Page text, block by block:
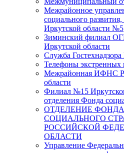
Межрайонное
социального
Иркутской области №5
Зиминский филиал
Иркутской области
Служба
Телефоны
Межрайонная ИФНС
области
Филиал №15
отделения Фонда
ОТДЕЛЕНИЕ
СОЦИАЛЬНОГО
РОССИЙСКОЙ
ОБЛАСТИ
Управление